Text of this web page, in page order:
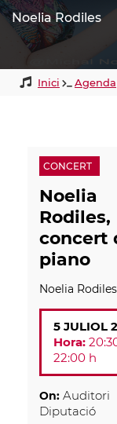
Noelia Rodiles
Fil
Inici Agenda
CONCERT
Noelia
Rodiles,
concert
piano
Noelia Rodiles
5 JULIOL
Hora:
22:00 h
On: Auditori
Diputació